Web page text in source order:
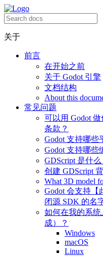
关于
前言
在开始之前
关于 Godot 引擎
文档结构
About this
常见问题
可以用 Godot
条款？
Godot 支持哪些
Godot 支持哪些
GDScript 是什
创建 GDScript
What 3D model
Godot 会支持【
闭源 SDK 的名
如何在我的系统
成）？
Windows
macOS
Linux